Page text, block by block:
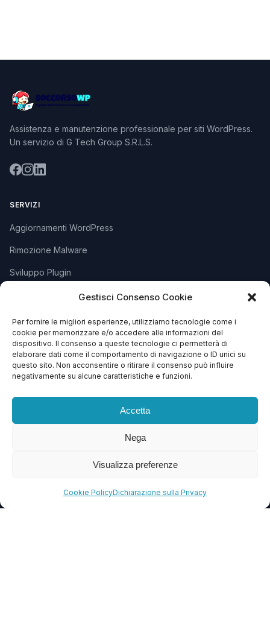
Gestisci Consenso Cookie
Per fornire le migliori esperienze, utilizziamo tecnologie come i
cookie per memorizzare e/o accedere alle informazioni del
dispositivo. Il consenso a queste tecnologie ci permetterà di
elaborare dati come il comportamento di navigazione o ID unici su
questo sito. Non acconsentire o ritirare il consenso può influire
negativamente su alcune caratteristiche e funzioni.
Accetta
Nega
Visualizza preferenze
Cookie PolicyDichiarazione sulla Privacy
Assistenza e manutenzione professionale per siti WordPress.
Un servizio di G Tech Group S.R.L.S.
SERVIZI
Aggiornamenti WordPress
Rimozione Malware
Sviluppo Plugin
SUPPORTO
Apri Ticket
Contattaci
Blog
FAQ